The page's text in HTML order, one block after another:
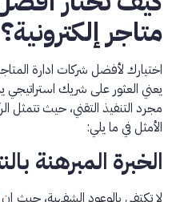
متاجر إلكترونية؟
اختيارك لأفضل شركات ادارة
يعني العثور على شريك استراتيجي
مجرد التنفيذ التقني، حيث تتمثل
الأمثل في ما يلي:
الخبرة المبرهنة
لا تكتفي بالوعود الشفهية، حيث إن